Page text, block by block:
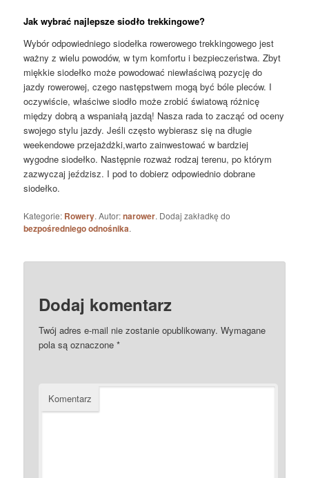
Jak wybrać najlepsze siodło trekkingowe?
Wybór odpowiedniego siodełka rowerowego trekkingowego jest
ważny z wielu powodów, w tym komfortu i bezpieczeństwa. Zbyt
miękkie siodełko może powodować niewłaściwą pozycję do
jazdy rowerowej, czego następstwem mogą być bóle pleców. I
oczywiście, właściwe siodło może zrobić światową różnicę
między dobrą a wspaniałą jazdą! Nasza rada to zacząć od oceny
swojego stylu jazdy. Jeśli często wybierasz się na długie
weekendowe przejażdżki,warto zainwestować w bardziej
wygodne siodełko. Następnie rozważ rodzaj terenu, po którym
zazwyczaj jeździsz. I pod to dobierz odpowiednio dobrane
siodełko.
Kategorie: Rowery. Autor:narower. Dodaj zakładkę do
bezpośredniego odnośnika.
Dodaj komentarz
Twój adres e-mail nie zostanie opublikowany. Wymagane
pola są oznaczone*
Komentarz